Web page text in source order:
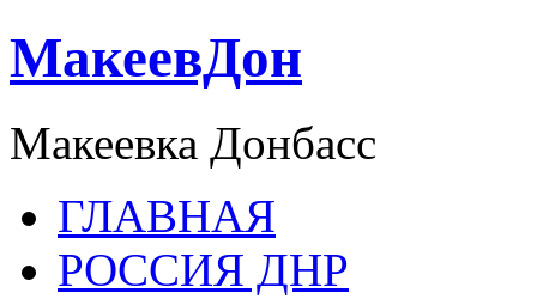
МакеевДон
Макеевка Донбасс
ГЛАВНАЯ
РОССИЯ ДНР